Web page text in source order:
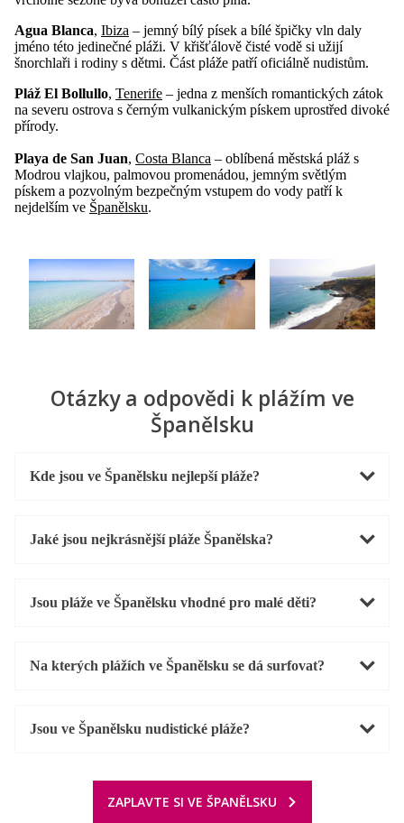
Agua Blanca, Ibiza – jemný bílý písek a bílé špičky vln daly
jméno této jedinečné pláži. V křišťálově čisté vodě si užijí
šnorchlaři i rodiny s dětmi. Část pláže patří oficiálně nudistům.
Pláž El Bollullo, Tenerife – jedna z menších romantických zátok
na severu ostrova s černým vulkanickým pískem uprostřed divoké
přírody.
Playa de San Juan, Costa Blanca – oblíbená městská pláž s
Modrou vlajkou, palmovou promenádou, jemným světlým
pískem a pozvolným bezpečným vstupem do vody patří k
nejdelším ve Španělsku.
Otázky a odpovědi k plážím ve
Španělsku
Kde jsou ve Španělsku nejlepší pláže?
Jaké jsou nejkrásnější pláže Španělska?
Jsou pláže ve Španělsku vhodné pro malé děti?
Na kterých plážích ve Španělsku se dá surfovat?
Jsou ve Španělsku nudistické pláže?
ZAPLAVTE SI VE ŠPANĚLSKU